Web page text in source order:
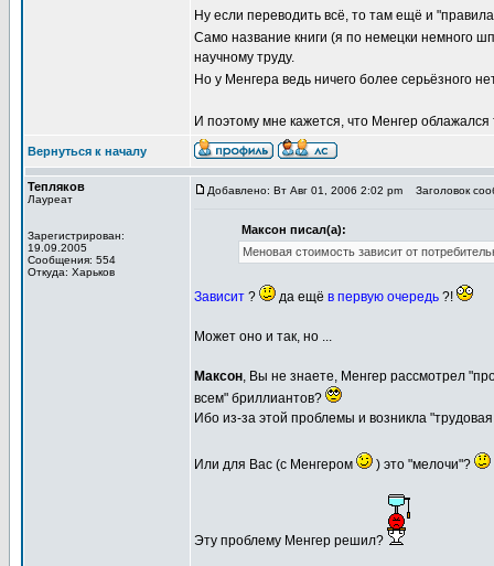
Ну если переводить всё, то там ещё и
Само название книги (я по немецки немного
научному труду.
Но у Менгера ведь ничего более серьёзного
И поэтому мне кажется, что Менгер облажался
Вернуться к началу
Тепляков
Лауреат
Зарегистрирован:
19.09.2005
Сообщения: 554
Откуда: Харьков
Добавлено: Вт Авг 01, 2006 2:02 pm Заголовок
Максон писал(а):
Меновая стоимость зависит от
Зависит ? да ещё в первую очередь ?!
Может оно и так, но ...
Максон, Вы не знаете, Менгер рассмотрел
всем" бриллиантов?
Ибо из-за этой проблемы и возникла
Или для Вас (с Менгером ) это "мелочи"?
Эту проблему Менгер решил?